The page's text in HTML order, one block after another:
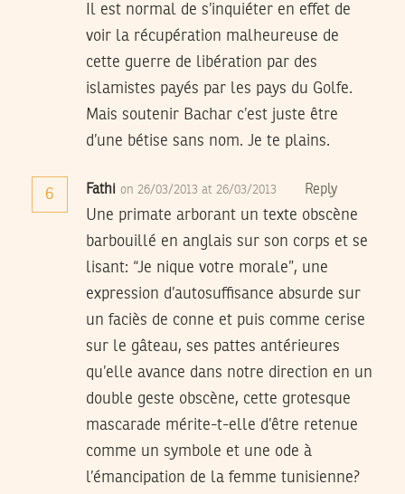
Il est normal de s’inquiéter en effet de
voir la récupération malheureuse de
cette guerre de libération par des
islamistes payés par les pays du Golfe.
Mais soutenir Bachar c’est juste être
d’une bétise sans nom. Je te plains.
6 Fathi on 26/03/2013 at 26/03/2013 Reply
Une primate arborant un texte obscène
barbouillé en anglais sur son corps et se
lisant: “Je nique votre morale”, une
expression d’autosuffisance absurde sur
un faciès de conne et puis comme cerise
sur le gâteau, ses pattes antérieures
qu’elle avance dans notre direction en un
double geste obscène, cette grotesque
mascarade mérite-t-elle d’être retenue
comme un symbole et une ode à
l’émancipation de la femme tunisienne?